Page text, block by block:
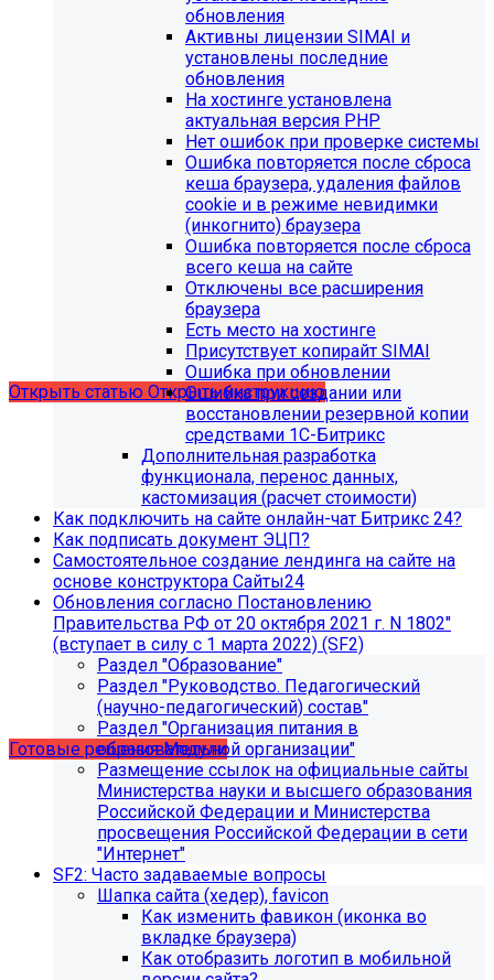
С 1 февраля 2023 года ограничена
поддержка продуктов 1С-Битрикс на
PHP версии ниже 8.0. Рекомендуемая
версия PHP - 8.1 и выше
Открыть статью Открыть инструкцию
Учебные курсы
по работе с готовыми решениями и модулями
размещены в разделе "Учебные курсы"
Готовые решенияМодули
обновления
Активны лицензии SIMAI и
установлены последние
обновления
На хостинге установлена
актуальная версия PHP
Нет ошибок при проверке системы
Ошибка повторяется после сброса
кеша браузера, удаления файлов
cookie и в режиме невидимки
(инкогнито) браузера
Ошибка повторяется после сброса
всего кеша на сайте
Отключены все расширения
браузера
Есть место на хостинге
Присутствует копирайт SIMAI
Ошибка при обновлении
Ошибка при создании или
восстановлении резервной копии
средствами 1С-Битрикс
Дополнительная разработка
функционала, перенос данных,
кастомизация (расчет стоимости)
Как подключить на сайте онлайн-чат Битрикс 24?
Как подписать документ ЭЦП?
Самостоятельное создание лендинга на сайте на
основе конструктора Сайты24
Обновления согласно Постановлению
Правительства РФ от 20 октября 2021 г. N 1802"
(вступает в силу с 1 марта 2022) (SF2)
Раздел "Образование"
Раздел "Руководство. Педагогический
(научно-педагогический) состав"
Раздел "Организация питания в
образовательной организации"
Размещение ссылок на официальные сайты
Министерства науки и высшего образования
Российской Федерации и Министерства
просвещения Российской Федерации в сети
"Интернет"
SF2: Часто задаваемые вопросы
Шапка сайта (хедер), favicon
Как изменить фавикон (иконка во
вкладке браузера)
Как отобразить логотип в мобильной